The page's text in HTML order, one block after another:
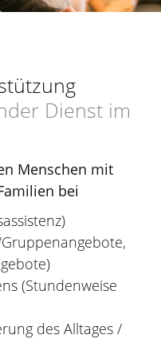
Dienst im
Menschen mit
bei
(Stundenweise
des Alltages /